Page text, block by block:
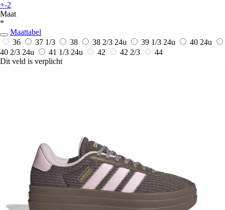
+-2
Maat
*
Maattabel
36
37 1/3 38 38 2/3 24u 39 1/3 24u 40 24u
40 2/3 24u 41 1/3 24u 42 42 2/3
44
Dit veld is verplicht